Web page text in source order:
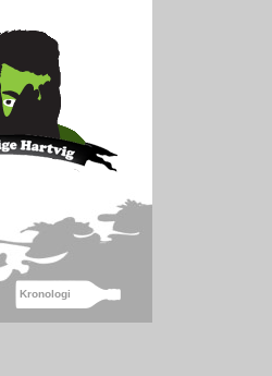
Kronologi